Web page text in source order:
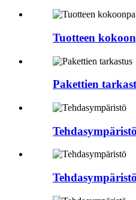
Tuotteen
Pakettien
Tehdasympäristö
Tehdasympäristö